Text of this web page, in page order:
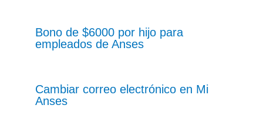
Bono de $6000 por hijo para
empleados de Anses
Cambiar correo electrónico en Mi
Anses